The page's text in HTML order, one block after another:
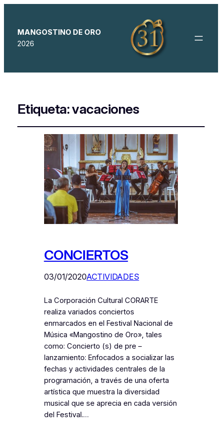
MANGOSTINO DE ORO
2026
Etiqueta:vacaciones
CONCIERTOS
03/01/2020ACTIVIDADES
La Corporación Cultural CORARTE
realiza variados conciertos
enmarcados en el Festival Nacional de
Música «Mangostino de Oro», tales
como: Concierto (s) de pre –
lanzamiento: Enfocados a socializar las
fechas y actividades centrales de la
programación, a través de una oferta
artística que muestra la diversidad
musical que se aprecia en cada versión
del Festival.…